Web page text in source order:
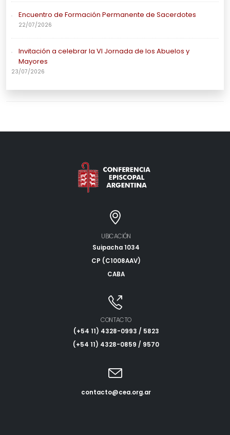
Encuentro de Formación Permanente de Sacerdotes
22/07/2026
Invitación a celebrar la VI Jornada de los Abuelos y
Mayores
23/07/2026
UBICACIÓN
Suipacha 1034
CP (C1008AAV)
CABA
CONTACTO
(+54 11) 4328-0993 / 5823
(+54 11) 4328-0859 / 9570
contacto@cea.org.ar